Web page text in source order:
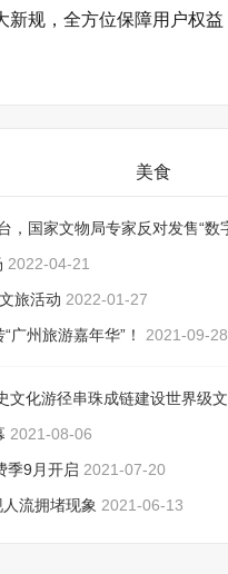
新规，全方位保障用户权益
美食
，国家文物局专家反对发售“数
2022-04-21
旅活动 2022-01-27
州旅游嘉年华”！
2021-09-28
文化游径串珠成链建设世界级
2021-08-06
季9月开启 2021-07-20
流拥堵现象 2021-06-13